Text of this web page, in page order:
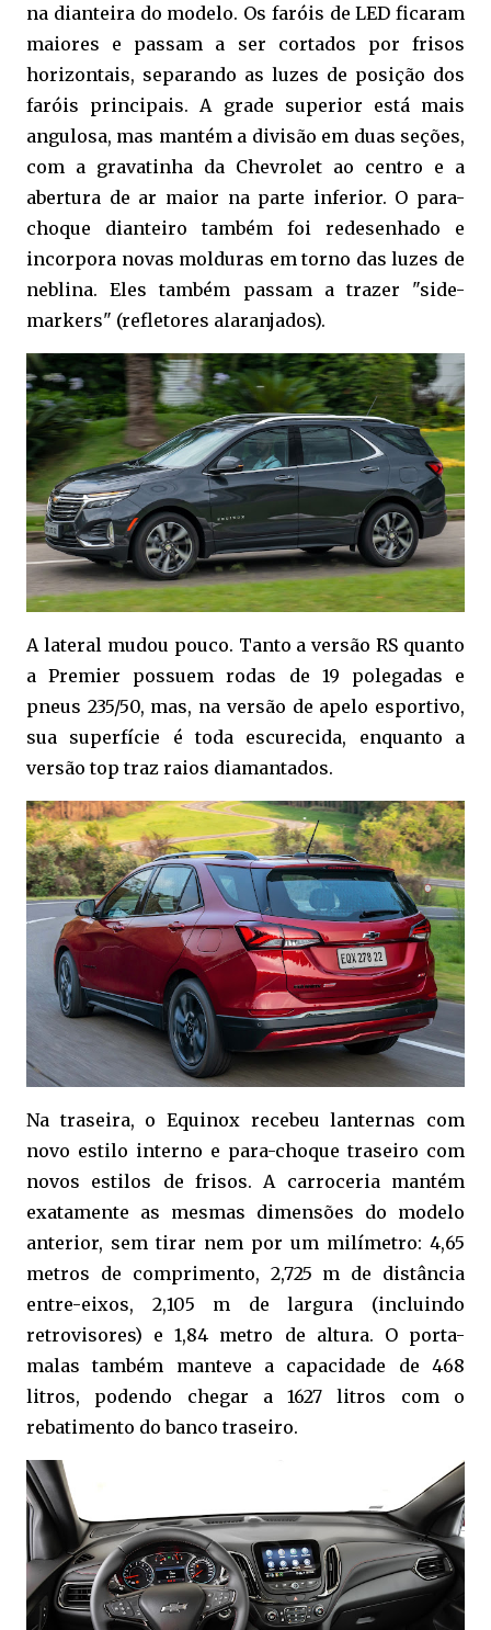
na dianteira do modelo. Os faróis de LED ficaram
maiores e passam a ser cortados por frisos
horizontais, separando as luzes de posição dos
faróis principais. A grade superior está mais
angulosa, mas mantém a divisão em duas seções,
com a gravatinha da Chevrolet ao centro e a
abertura de ar maior na parte inferior. O para-
choque dianteiro também foi redesenhado e
incorpora novas molduras em torno das luzes de
neblina. Eles também passam a trazer "side-
markers" (refletores alaranjados).
A lateral mudou pouco. Tanto a versão RS quanto
a Premier possuem rodas de 19 polegadas e
pneus 235/50, mas, na versão de apelo esportivo,
sua superfície é toda escurecida, enquanto a
versão top traz raios diamantados.
Na traseira, o Equinox recebeu lanternas com
novo estilo interno e para-choque traseiro com
novos estilos de frisos. A carroceria mantém
exatamente as mesmas dimensões do modelo
anterior, sem tirar nem por um milímetro: 4,65
metros de comprimento, 2,725 m de distância
entre-eixos, 2,105 m de largura (incluindo
retrovisores) e 1,84 metro de altura. O porta-
malas também manteve a capacidade de 468
litros, podendo chegar a 1627 litros com o
rebatimento do banco traseiro.